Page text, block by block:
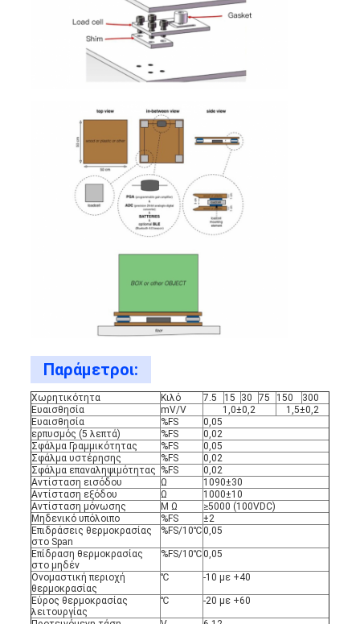
Παράμετροι:
Χωρητικότητα Κιλό 7.5 15 30 75 150
300
Ευαισθησία
mV/V 1,0±0,2
1,5±0,2
Ευαισθησία
%FS
0,05
ερπυσμός (5 λεπτά)
%FS
0,02
Σφάλμα Γραμμικότητας
%FS
0,05
Σφάλμα υστέρησης
%FS
0,02
Σφάλμα επαναληψιμότητας %FS
0,02
Αντίσταση εισόδου
Ω
1090±30
Αντίσταση εξόδου
Ω
1000±10
Αντίσταση μόνωσης
Μ Ω
≥5000 (100VDC)
Μηδενικό υπόλοιπο
%FS
±2
Επιδράσεις θερμοκρασίας
στο Span
%FS/10℃0,05
Επίδραση θερμοκρασίας
στο μηδέν
%FS/10℃0,05
Ονομαστική περιοχή
θερμοκρασίας
℃ -10 με +40
Εύρος θερμοκρασίας
λειτουργίας
℃ -20 με +60